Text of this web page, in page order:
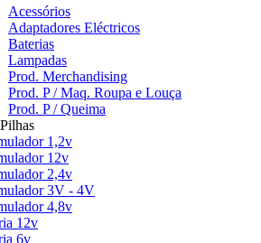
Acessórios
Adaptadores Eléctricos
Baterias
Lampadas
Prod. Merchandising
Prod. P / Maq. Roupa e Louça
Prod. P / Queima
1,2v
12v
2,4v
3V - 4V
4,8v
12v
6v